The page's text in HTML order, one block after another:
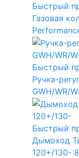
Быстрый
Газовая
Быстрый
Ручка-
GWH/WR/
Быстрый
Дымоход
120+/130-